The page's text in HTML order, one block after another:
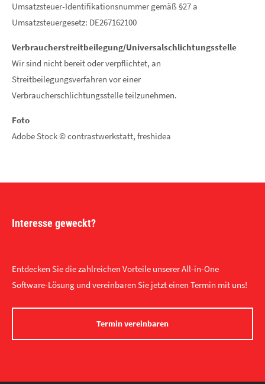
Umsatzsteuer-Identifikationsnummer gemäß §27 a
Umsatzsteuergesetz: DE267162100
Verbraucher­streit­beilegung/Universal­schlichtungs­stelle
Wir sind nicht bereit oder verpflichtet, an
Streitbeilegungsverfahren vor einer
Verbraucherschlichtungsstelle teilzunehmen.
Foto
Adobe Stock © contrastwerkstatt, freshidea
Interesse geweckt?
Entdecken Sie die zahlreichen Vorteile unserer All-in-One
Software-Lösung und vereinbaren Sie jetzt einen Termin mit uns!
Termin vereinbaren